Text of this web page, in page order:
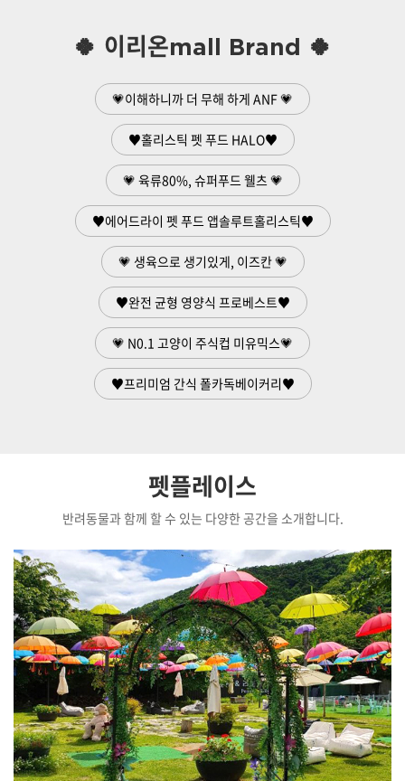
🍀 이리온mall Brand 🍀
💗이해하니까 더 무해 하게 ANF 💗
♥홀리스틱 펫 푸드 HALO♥
💗 육류80%, 슈퍼푸드 웰츠 💗
♥에어드라이 펫 푸드 앱솔루트홀리스틱♥
💗 생육으로 생기있게, 이즈칸 💗
♥완전 균형 영양식 프로베스트♥
💗 N0.1 고양이 주식컵 미유믹스💗
♥프리미엄 간식 폴카독베이커리♥
펫플레이스
반려동물과 함께 할 수 있는 다양한 공간을 소개합니다.